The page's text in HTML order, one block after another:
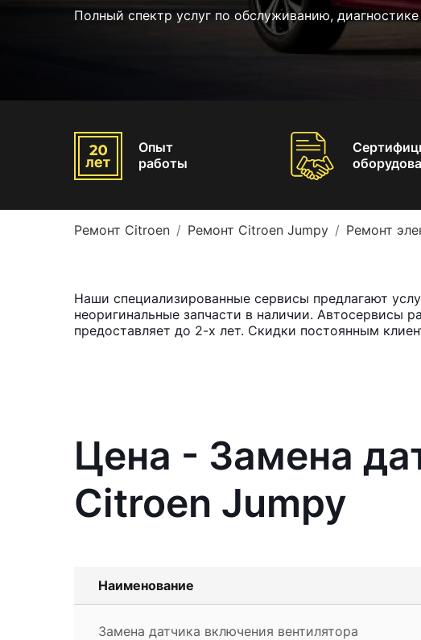
Полный спектр услуг по обслуживанию,
Опыт
работы
Ремонт Citroen Ремонт Citroen Jumpy Ремонт
Наши специализированные сервисы предлагают
неоригинальные запчасти в наличии.
предоставляет до 2-х лет. Скидки постоянным
Цена - Замена
Citroen Jumpy
Наименование
Замена датчика включения вентилятора